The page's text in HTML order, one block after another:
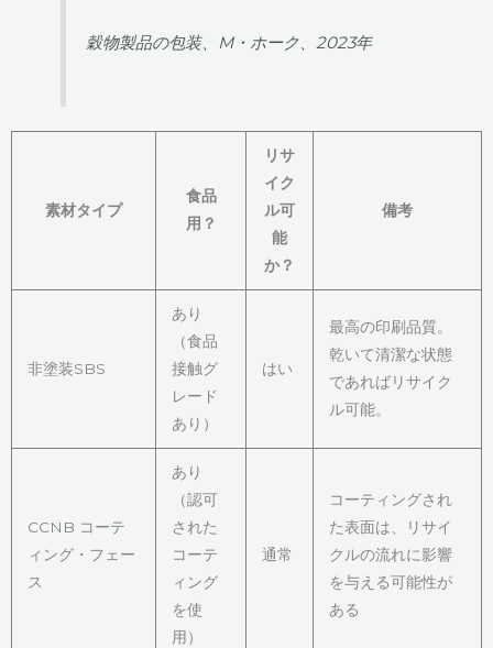
穀物製品の包装、M・ホーク、2023年
素材タイプ
食品
用？
リサ
イク
ル可
能
か？
備考
非塗装SBS
あり
（食品
接触グ
レード
あり）
はい
最高の印刷品質。
乾いて清潔な状態
であればリサイク
ル可能。
CCNB コーテ
ィング・フェー
ス
あり
（認可
された
コーテ
ィング
を使
用）
通常
コーティングされ
た表面は、リサイ
クルの流れに影響
を与える可能性が
ある